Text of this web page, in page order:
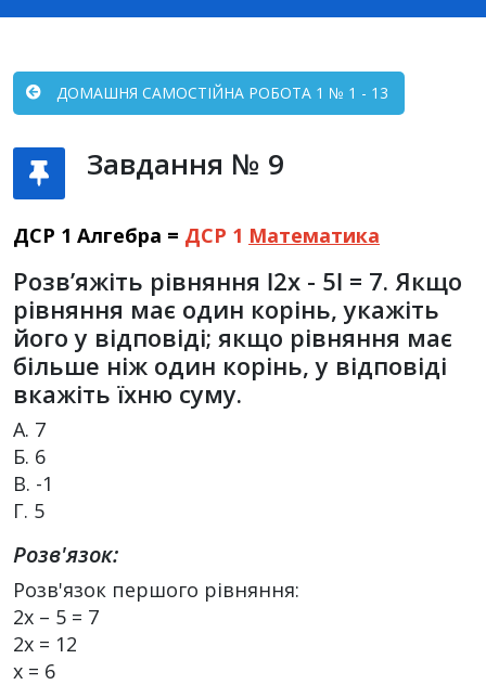
ДОМАШНЯ САМОСТІЙНА РОБОТА 1 № 1 - 13
Завдання № 9
ДСР 1 Алгебра = ДСР 1 Математика
Розв’яжіть рівняння ǀ2х - 5ǀ = 7. Якщо
рівняння має один корінь, укажіть
його у відповіді; якщо рівняння має
більше ніж один корінь, у відповіді
вкажіть їхню суму.
А. 7
Б. 6
В. -1
Г. 5
Розв'язок:
Розв'язок першого рівняння:
2x – 5 = 7
2x = 12
x = 6